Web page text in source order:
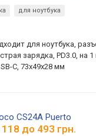
для ноутбука
для ноутбука,
зарядка, PD3.0, на 1
C, 73x49x28 мм
CS24A Puerto
118 до 493 грн.